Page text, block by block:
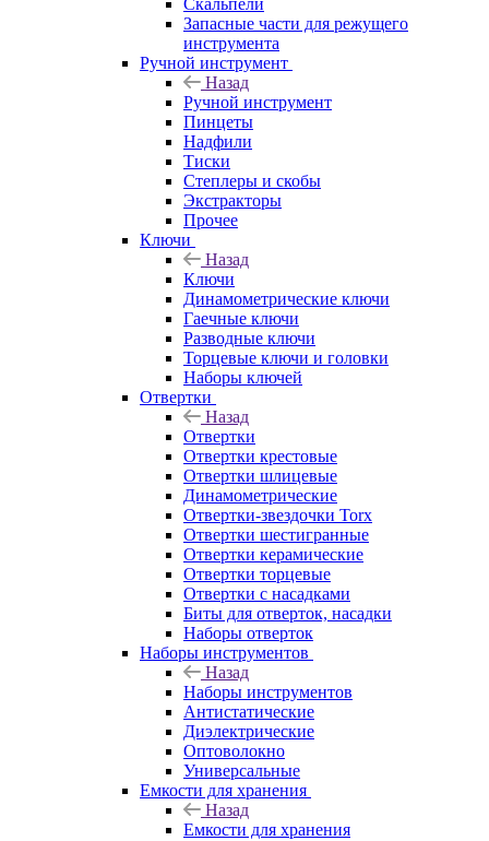
Скальпели
Запасные части для режущего
инструмента
Ручной инструмент
Назад
Ручной инструмент
Пинцеты
Надфили
Тиски
Степлеры и скобы
Экстракторы
Прочее
Ключи
Назад
Ключи
Динамометрические ключи
Гаечные ключи
Разводные ключи
Торцевые ключи и головки
Наборы ключей
Отвертки
Назад
Отвертки
Отвертки крестовые
Отвертки шлицевые
Динамометрические
Отвертки-звездочки Torx
Отвертки шестигранные
Отвертки керамические
Отвертки торцевые
Отвертки с насадками
Биты для отверток, насадки
Наборы отверток
Наборы инструментов
Назад
Наборы инструментов
Антистатические
Диэлектрические
Оптоволокно
Универсальные
Емкости для хранения
Назад
Емкости для хранения